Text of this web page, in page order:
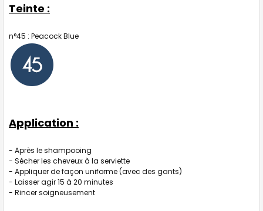
Teinte :
n°45 : Peacock Blue
Application :
- Après le shampooing
- Sécher les cheveux à la serviette
- Appliquer de façon uniforme (avec des gants)
- Laisser agir 15 à 20 minutes
- Rincer soigneusement